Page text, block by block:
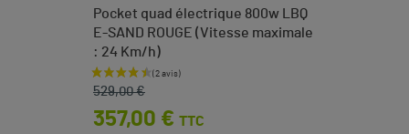
Pocket quad électrique 800w LBQ
E-SAND ROUGE (Vitesse maximale
: 24 Km/h)
Prix de base
529,00 €
Prix
357,00 € TTC